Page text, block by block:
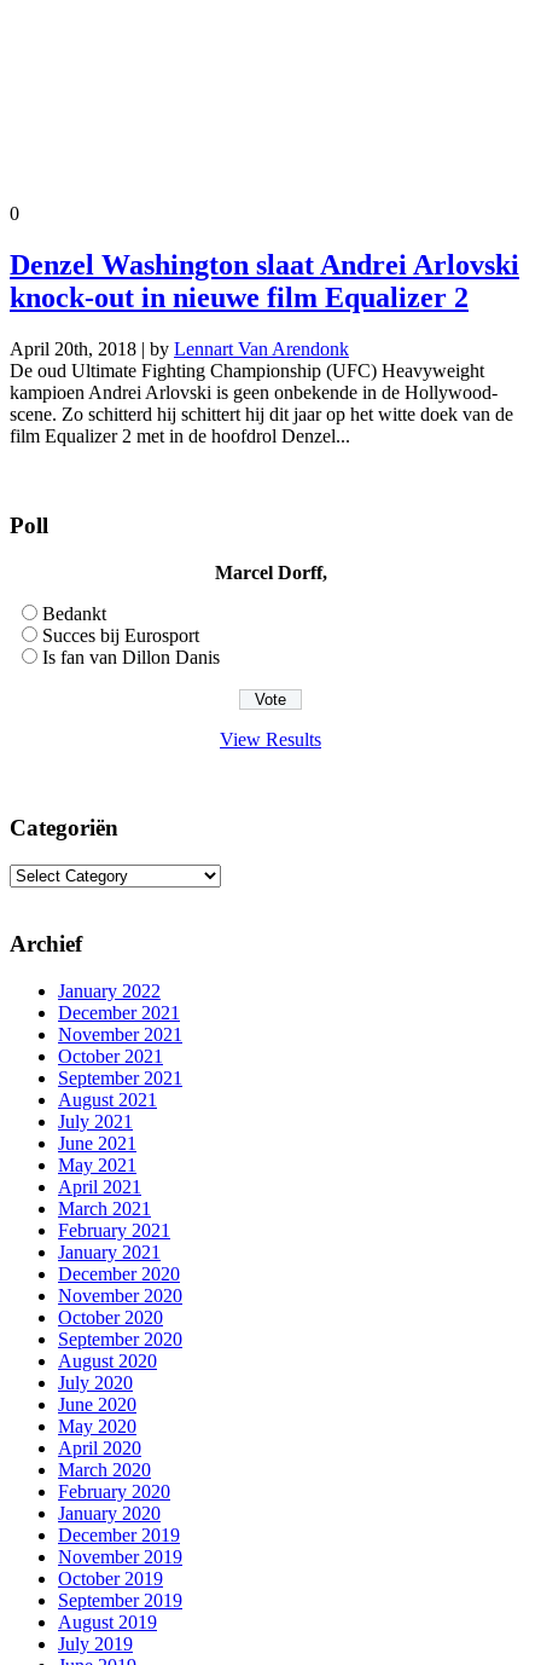
0
Denzel Washington slaat Andrei Arlovski
knock-out in nieuwe film Equalizer 2
April 20th, 2018 | by Lennart Van Arendonk
De oud Ultimate Fighting Championship (UFC) Heavyweight
kampioen Andrei Arlovski is geen onbekende in de Hollywood-
scene. Zo schitterd hij schittert hij dit jaar op het witte doek van de
film Equalizer 2 met in de hoofdrol Denzel...
Poll
Marcel Dorff,
Bedankt
Succes bij Eurosport
Is fan van Dillon Danis
View Results
Categoriën
Categoriën
Archief
January 2022
December 2021
November 2021
October 2021
September 2021
August 2021
July 2021
June 2021
May 2021
April 2021
March 2021
February 2021
January 2021
December 2020
November 2020
October 2020
September 2020
August 2020
July 2020
June 2020
May 2020
April 2020
March 2020
February 2020
January 2020
December 2019
November 2019
October 2019
September 2019
August 2019
July 2019